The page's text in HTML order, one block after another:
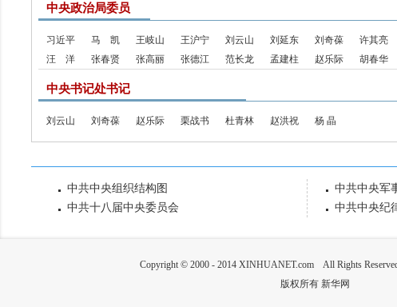
中央政治局委员
习近平 马 凯 王岐山 王沪宁 刘云山 刘延东 刘奇葆 许其亮
汪 洋
张春贤 张高丽 张德江 范长龙 孟建柱 赵乐际 胡春华
中央书记处书记
刘云山 刘奇葆 赵乐际 栗战书 杜青林 赵洪祝 杨 晶
中共中央组织结构图
中共十八届中央委员会
中共中央军
中共中央纪
Copyright © 2000 - 2014 XINHUANET.com All Rights
版权所有 新华网